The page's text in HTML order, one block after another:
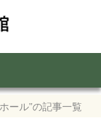
ール”の記事一覧